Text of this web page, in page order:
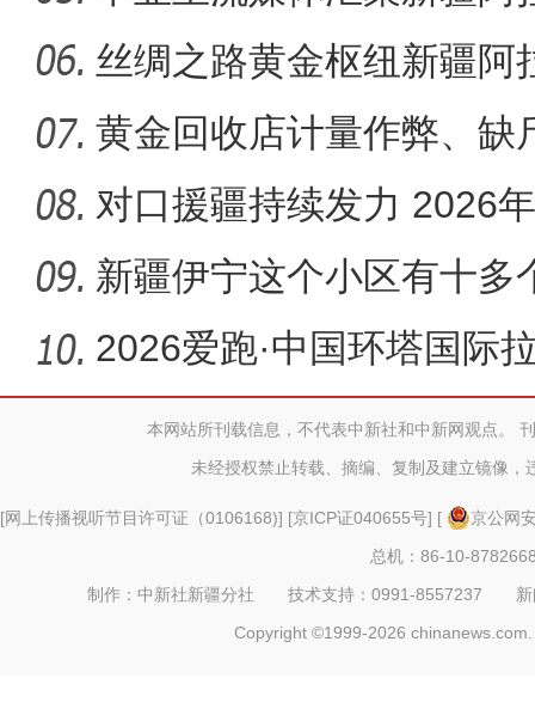
丝绸之路黄金枢纽新疆阿
中心
黄金回收店计量作弊、缺
通报
对口援疆持续发力 2026
航包机抵
新疆伊宁这个小区有十多
认“老迪”
2026爱跑·中国环塔国际
本网站所刊载信息，不代表中新社和中新网观点。
未经授权禁止转载、摘编、复制及建立镜像，
[网上传播视听节目许可证（0106168)] [京ICP证040655号] [
京公网
总机：86-10-
制作：中新社新疆分社 技术支持：0991-8557237
Copyright ©1999-2026